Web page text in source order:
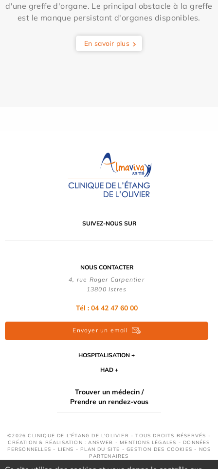
d'une greffe d'organe. Le principal obstacle à la greffe
est le manque persistant d'organes disponibles.
En savoir plus
SUIVEZ-NOUS SUR
NOUS CONTACTER
4, rue Roger Carpentier
13800 Istres
Tél : 04 42 47 60 00
Envoyer un email
HOSPITALISATION
HAD
Trouver un médecin /
Prendre un rendez-vous
©2026 CLINIQUE DE L'ÉTANG DE L'OLIVIER - TOUS DROITS RÉSERVÉS -
CRÉATION & RÉALISATION : ANSWEB - MENTIONS LÉGALES - DONNÉES
PERSONNELLES - LIENS - PLAN DU SITE -GESTION DES COOKIES - NOS
PARTENAIRES